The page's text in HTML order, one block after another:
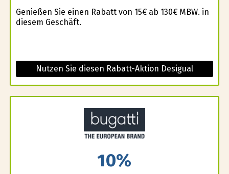
Genießen Sie einen Rabatt von 15€ ab 130€ MBW. in
diesem Geschäft.
Nutzen Sie diesen Rabatt-Aktion Desigual
10%